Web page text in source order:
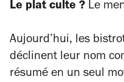
Le plat culte ? Le
Aujourd’hui, les
déclinent leur nom
résumé en un seul